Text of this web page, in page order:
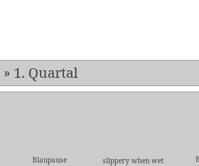
» 1. Quartal
Blaupause slippery when wet